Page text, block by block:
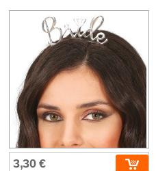
3,30 €